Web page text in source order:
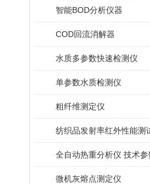
智能BOD分析仪器
COD回流消解器
水质多参数快速检测仪
单参数水质检测仪
粗纤维测定仪
纺织品发射率红外性能测
全自动热重分析仪 技术参
微机灰熔点测定仪